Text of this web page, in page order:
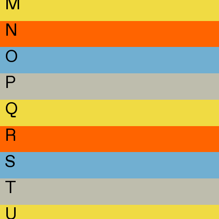
N
O
P
Q
R
S
T